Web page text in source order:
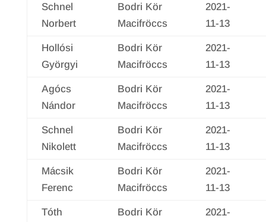
Schnel
Norbert
Bodri Kör
Macifröccs
2021-
11-13
Hollósi
Györgyi
Bodri Kör
Macifröccs
2021-
11-13
Agócs
Nándor
Bodri Kör
Macifröccs
2021-
11-13
Schnel
Nikolett
Bodri Kör
Macifröccs
2021-
11-13
Mácsik
Ferenc
Bodri Kör
Macifröccs
2021-
11-13
Tóth
Bodri Kör
2021-